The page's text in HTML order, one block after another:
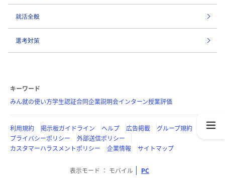
就活全般
選考対策
キーワード
みん就の使い方学生認証合同企業説明会インターン授業評価
利用規約 掲示板ガイドライン ヘルプ 広告掲載
グループ規約
プライバシーポリシー
外部送信ポリシー
カスタマーハラスメントポリシー
企業情報 サイトマップ
表示モード モバイル PC